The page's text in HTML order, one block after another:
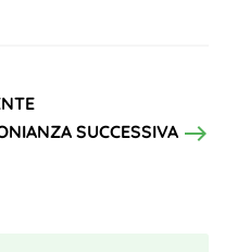
SUCCESSIVA east